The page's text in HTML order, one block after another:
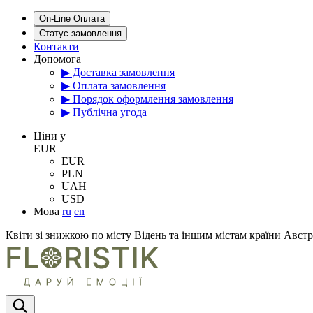
On-Line Оплата
Статус замовлення
Контакти
Допомога
▶ Доставка замовлення
▶ Оплата замовлення
▶ Порядок оформлення замовлення
▶ Публічна угода
Цiни у
EUR
EUR
PLN
UAH
USD
Мова ru en
Квіти зі знижкою по місту Відень та іншим містам країни